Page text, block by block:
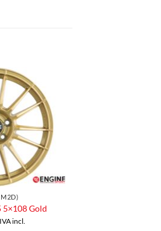
Aggiungi
alla lista
dei
desideri
5×108 Gold
IVA incl.